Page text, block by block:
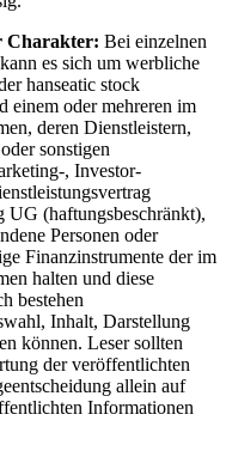
Charakter: Bei einzelnen
es sich um werbliche
hanseatic stock
einem oder mehreren im
deren Dienstleistern,
sonstigen
, Investor-
UG (haftungsbeschränkt),
Personen oder
Finanzinstrumente der im
halten und diese
bestehen
Inhalt, Darstellung
können. Leser sollten
der veröffentlichten
allein auf
Informationen